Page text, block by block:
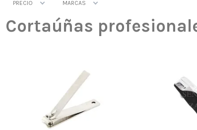
PRECIO
MARCAS
Cortaúñas